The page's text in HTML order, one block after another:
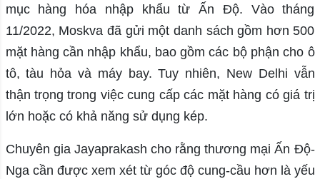
mục hàng hóa nhập khẩu từ Ấn Độ. Vào tháng
11/2022, Moskva đã gửi một danh sách gồm hơn 500
mặt hàng cần nhập khẩu, bao gồm các bộ phận cho ô
tô, tàu hỏa và máy bay. Tuy nhiên, New Delhi vẫn
thận trọng trong việc cung cấp các mặt hàng có giá trị
lớn hoặc có khả năng sử dụng kép.
Chuyên gia Jayaprakash cho rằng thương mại Ấn Độ-
Nga cần được xem xét từ góc độ cung-cầu hơn là yếu